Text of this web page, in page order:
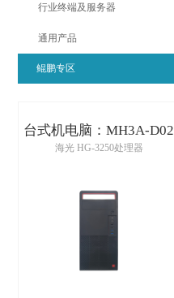
行业终端及服务器
通用产品
鲲鹏专区
台式机电脑：MH3A-D02
海光 HG-3250处理器